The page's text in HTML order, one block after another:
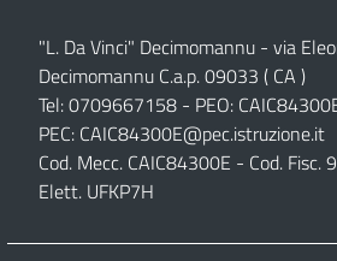
"L. Da Vinci" Decimomannu - via
Decimomannu C.a.p. 09033 ( CA )
Tel: 0709667158 - PEO:
PEC: CAIC84300E@pec.istruzione.it
Cod. Mecc. CAIC84300E - Cod.
Elett. UFKP7H